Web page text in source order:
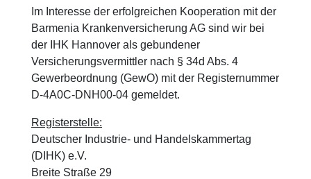
Im Interesse der erfolgreichen Kooperation mit der
Barmenia Krankenversicherung AG sind wir bei
der IHK Hannover als gebundener
Versicherungsvermittler nach § 34d Abs. 4
Gewerbeordnung (GewO) mit der Registernummer
D-4A0C-DNH00-04 gemeldet.
Registerstelle:
Deutscher Industrie- und Handelskammertag
(DIHK) e.V.
Breite Straße 29